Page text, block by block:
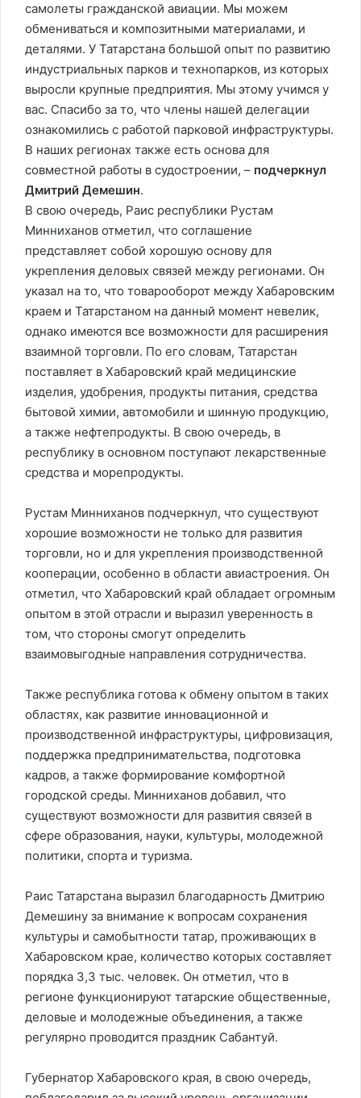
самолеты гражданской авиации. Мы можем
обмениваться и композитными материалами, и
деталями. У Татарстана большой опыт по развитию
индустриальных парков и технопарков, из которых
выросли крупные предприятия. Мы этому учимся у
вас. Спасибо за то, что члены нашей делегации
ознакомились с работой парковой инфраструктуры.
В наших регионах также есть основа для
совместной работы в судостроении, – подчеркнул
Дмитрий Демешин.
В свою очередь, Раис республики Рустам
Минниханов отметил, что соглашение
представляет собой хорошую основу для
укрепления деловых связей между регионами. Он
указал на то, что товарооборот между Хабаровским
краем и Татарстаном на данный момент невелик,
однако имеются все возможности для расширения
взаимной торговли. По его словам, Татарстан
поставляет в Хабаровский край медицинские
изделия, удобрения, продукты питания, средства
бытовой химии, автомобили и шинную продукцию,
а также нефтепродукты. В свою очередь, в
республику в основном поступают лекарственные
средства и морепродукты.
Рустам Минниханов подчеркнул, что существуют
хорошие возможности не только для развития
торговли, но и для укрепления производственной
кооперации, особенно в области авиастроения. Он
отметил, что Хабаровский край обладает огромным
опытом в этой отрасли и выразил уверенность в
том, что стороны смогут определить
взаимовыгодные направления сотрудничества.
Также республика готова к обмену опытом в таких
областях, как развитие инновационной и
производственной инфраструктуры, цифровизация,
поддержка предпринимательства, подготовка
кадров, а также формирование комфортной
городской среды. Минниханов добавил, что
существуют возможности для развития связей в
сфере образования, науки, культуры, молодежной
политики, спорта и туризма.
Раис Татарстана выразил благодарность Дмитрию
Демешину за внимание к вопросам сохранения
культуры и самобытности татар, проживающих в
Хабаровском крае, количество которых составляет
порядка 3,3 тыс. человек. Он отметил, что в
регионе функционируют татарские общественные,
деловые и молодежные объединения, а также
регулярно проводится праздник Сабантуй.
Губернатор Хабаровского края, в свою очередь,